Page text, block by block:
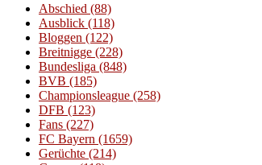
Abschied (88)
Ausblick (118)
Bloggen (122)
Breitnigge (228)
Bundesliga (848)
BVB (185)
Championsleague (258)
DFB (123)
Fans (227)
FC Bayern (1659)
Gerüchte (214)